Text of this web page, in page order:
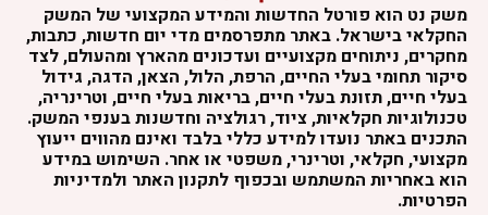
משק נט הוא פורטל החדשות והמידע המקצועי של המשק
החקלאי בישראל. באתר מתפרסמים מדי יום חדשות, כתבות,
מחקרים, ניתוחים מקצועיים ועדכונים מהארץ ומהעולם, לצד
סיקור תחומי בעלי החיים, הרפת, הלול, הצאן, הדגה, גידול
בעלי חיים, תזונת בעלי חיים, בריאות בעלי חיים, וטרינריה,
טכנולוגיות חקלאיות, ציוד, רגולציה וחדשנות בענפי המשק.
התכנים באתר נועדו למידע כללי בלבד ואינם מהווים ייעוץ
מקצועי, חקלאי, וטרינרי, משפטי או אחר. השימוש במידע
הוא באחריות המשתמש ובכפוף לתקנון האתר ולמדיניות
הפרטיות.